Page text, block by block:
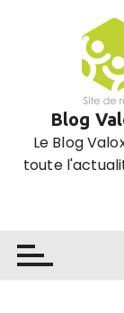
Blog
Le Blog
toute